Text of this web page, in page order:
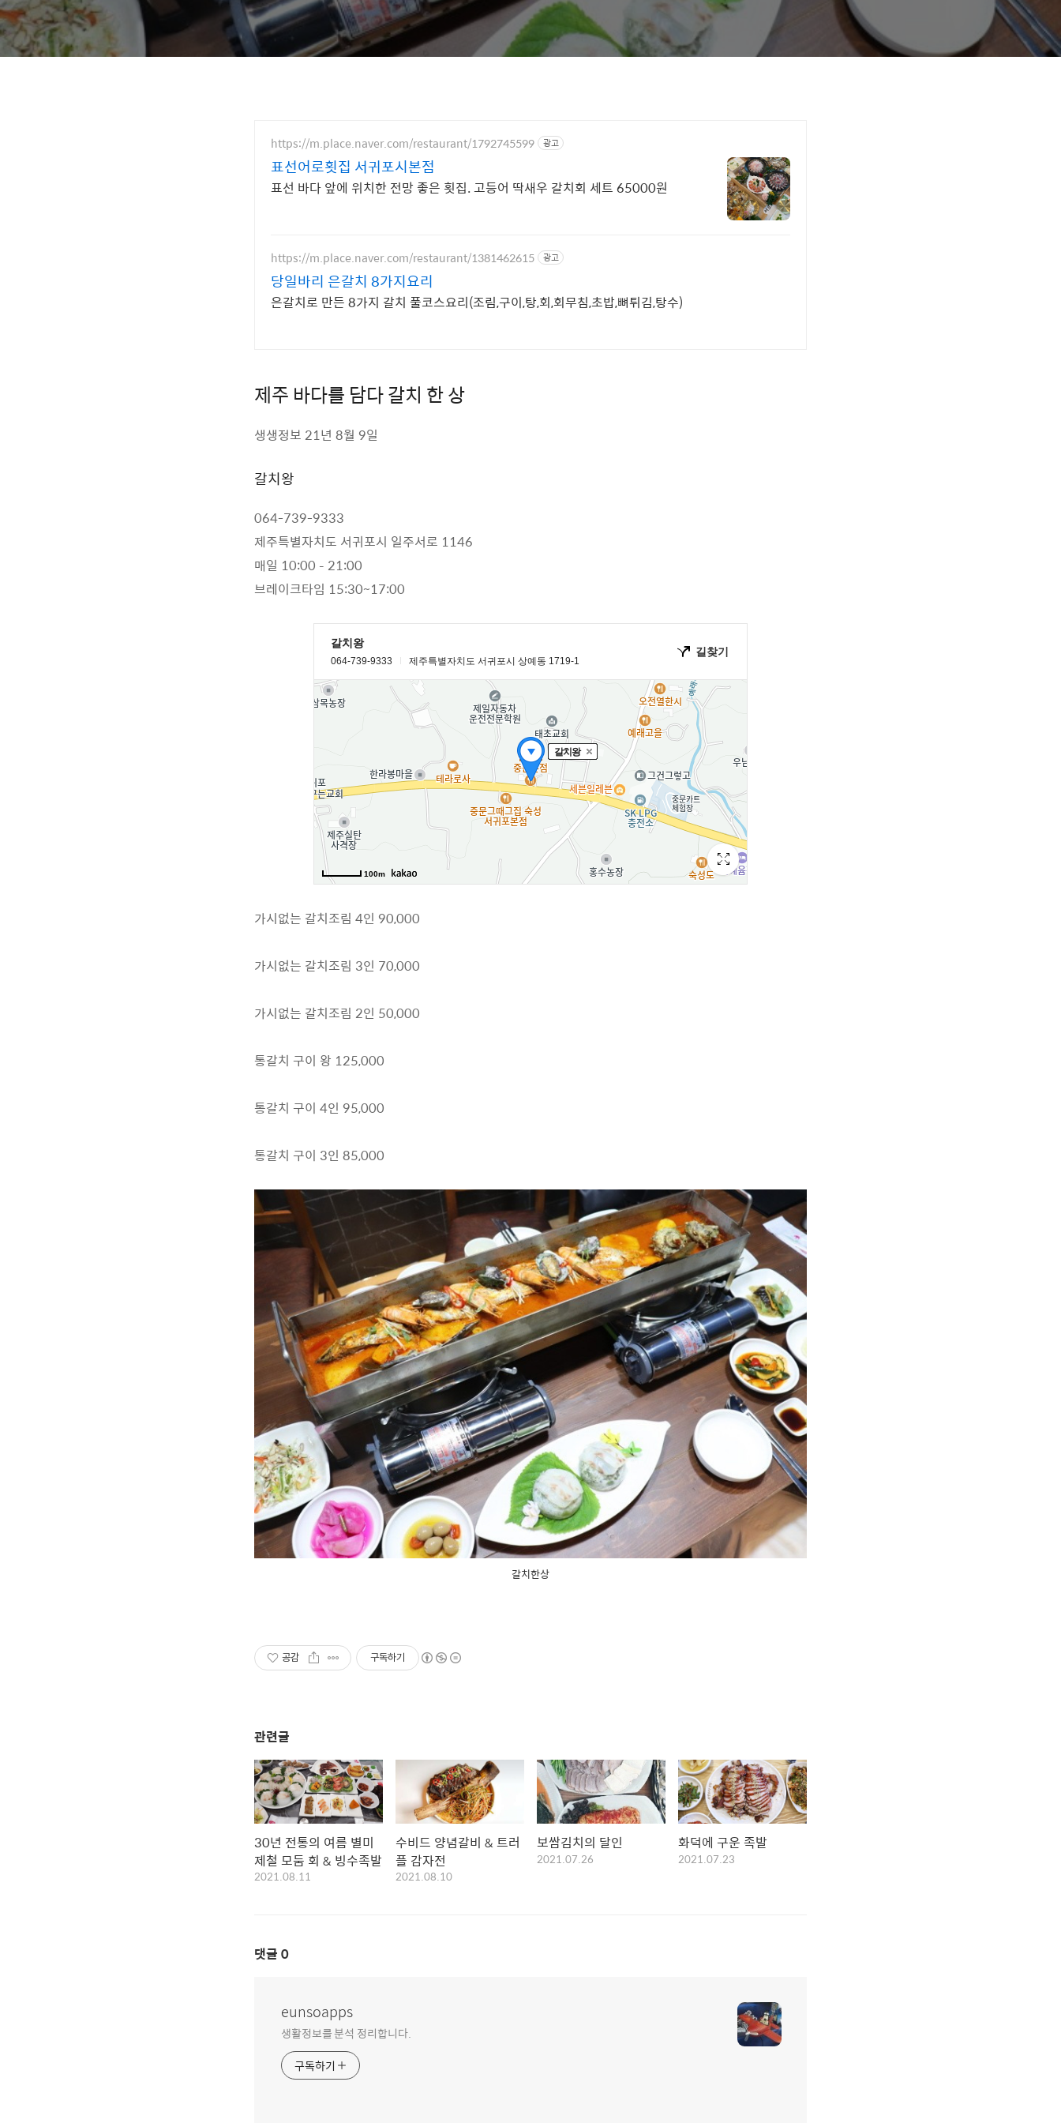
https://m.place.naver.com/restaurant/1792745599 광고
표선어로횟집 서귀포시본점
표선 바다 앞에 위치한 전망 좋은 횟집. 고등어 딱새우 갈치회 세트 65000원
https://m.place.naver.com/restaurant/1381462615 광고
당일바리 은갈치 8가지요리
은갈치로 만든 8가지 갈치 풀코스요리(조림,구이,탕,회,회무침,초밥,뼈튀김,탕수)
제주 바다를 담다 갈치 한 상
생생정보 21년 8월 9일
갈치왕
064-739-9333
제주특별자치도 서귀포시 일주서로 1146
매일 10:00 – 21:00
브레이크타임 15:30~17:00
가시없는 갈치조림 4인 90,000
가시없는 갈치조림 3인 70,000
가시없는 갈치조림 2인 50,000
통갈치 구이 왕 125,000
통갈치 구이 4인 95,000
통갈치 구이 3인 85,000
갈치한상
공감 구독하기
관련글
30년 전통의 여름 별미
제철 모둠 회 & 빙수족발
2021.08.11
수비드 양념갈비 & 트러
플 감자전
2021.08.10
보쌈김치의 달인
2021.07.26
화덕에 구운 족발
2021.07.23
댓글 0
eunsoapps
생활정보를 분석 정리합니다.
구독하기